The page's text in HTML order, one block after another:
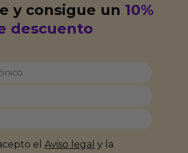
y consigue un10%
descuento
elAviso legal y la